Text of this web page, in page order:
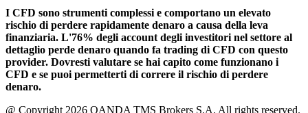
I CFD sono strumenti complessi e comportano un elevato
rischio di perdere rapidamente denaro a causa della leva
finanziaria. L'76% degli account degli investitori nel settore al
dettaglio perde denaro quando fa trading di CFD con questo
provider. Dovresti valutare se hai capito come funzionano i
CFD e se puoi permetterti di correre il rischio di perdere
denaro.
@ Copyright 2026 OANDA TMS Brokers S.A. All rights reserved.